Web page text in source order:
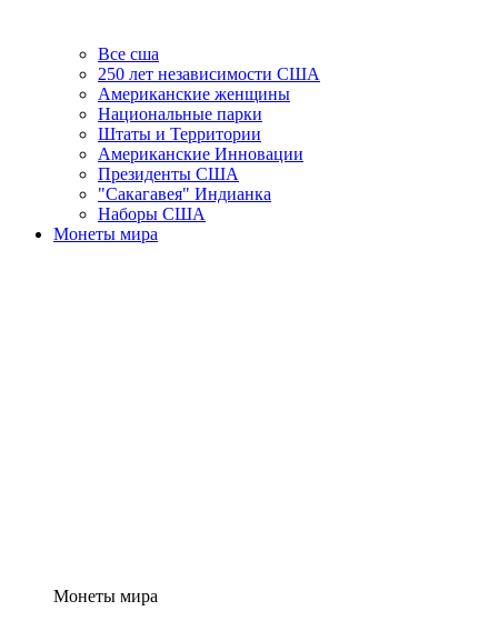
Все сша
250 лет независимости США
Американские женщины
Национальные парки
Штаты и Территории
Американские Инновации
Президенты США
"Сакагавея" Индианка
Наборы США
Монеты мира
Монеты мира